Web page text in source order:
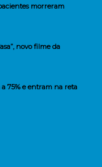
morreram
novo filme da
75% e entram na reta